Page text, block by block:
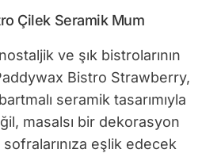
Çilek Seramik Mum
nostaljik ve şık bistrolarının
Bistro Strawberry,
seramik tasarımıyla
masalsı bir dekorasyon
eşlik edecek